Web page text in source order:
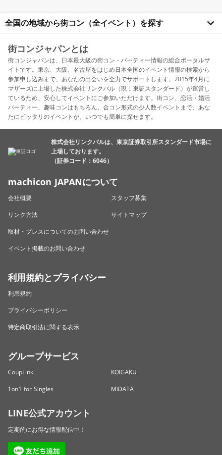
全国の地域から街コン（全イベント）を探す
街コンジャパンとは
街コンジャパンは、日本最大級の街コン・パーティー情報の総合ポータルサ
イトです。東京、大阪、名古屋をはじめ日本全国のイベント情報の検索から
参加申し込みまで、あなたの出会いを全力でサポートします。2015年4月に
マザーズに上場した株式会社リンクバル（現：東証スタンダード）が運営し
ているため、安心してイベントにご参加いただけます。街コン、恋活・婚活
パーティー、趣味コンはもちろん、合コン形式の少人数イベントまで、あな
たにピッタリのイベントが、いつでも簡単に探せます。
株式会社リンクバルは、東京証券取引所スタンダード市場に
上場しております。
（証券コード：6046）
machicon JAPANについて
会社概要
スタッフ募集
リンク方法
サイトマップ
取材・プレスについてのお問い合わせ
イベント掲載のお問い合わせ
利用規約とプライバシー
利用規約
プライバシーポリシー
特定商取引法に関する表示
グループサービス
CoupLink
KOIGAKU
1on1 for Singles
MiDATA
LINE公式アカウント
定期的にお得な情報配信中！